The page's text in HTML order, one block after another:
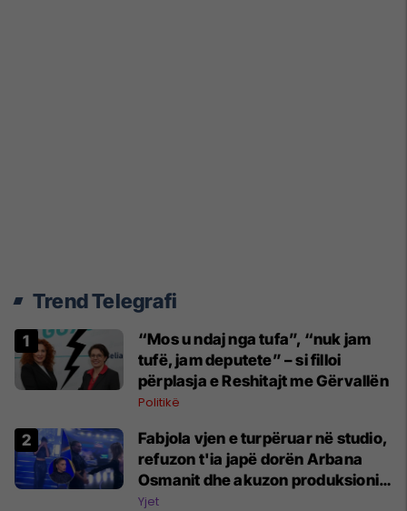
Trend Telegrafi
“Mos u ndaj nga tufa”, “nuk jam
tufë, jam deputete” – si filloi
përplasja e Reshitajt me Gërvallën
Politikë
Fabjola vjen e turpëruar në studio,
refuzon t'ia japë dorën Arbana
Osmanit dhe akuzon produksionin
për favorizime: Banorët po marrin
Yjet